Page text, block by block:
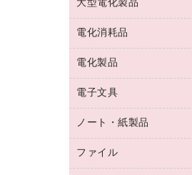
園芸用品
ペット用品
殺虫剤
飲食用消耗品
ハンドソープ・石鹸
トイレ用品
トイレ用洗剤
大型シュレッダー（
レーザーポインター
ラミネートフィルム
ラミネータ
タイムレコーダー
シュレッダ
ＯＨＰ用品
大型電化製品
冷蔵庫・キッチン・
テレビ・ＡＶ機器
電化消耗品
電球・蛍光灯
乾電池・充電池
フィルム・カメラ用
デスクライト
アルバム
電化製品
掃除機・クリーナー
空調・季節家電
その他電化製品
キッチン・調理家電
電子文具
電卓
ラベルテープ
ノート・紙製品
封筒
ファイル